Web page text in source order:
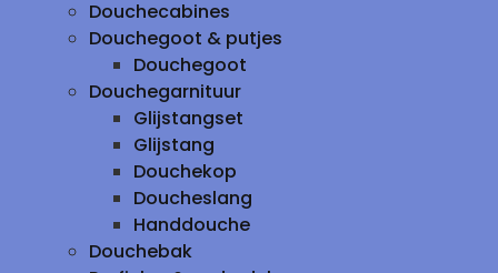
Douchecabines
Douchegoot & putjes
Douchegoot
Douchegarnituur
Glijstangset
Glijstang
Douchekop
Doucheslang
Handdouche
Douchebak